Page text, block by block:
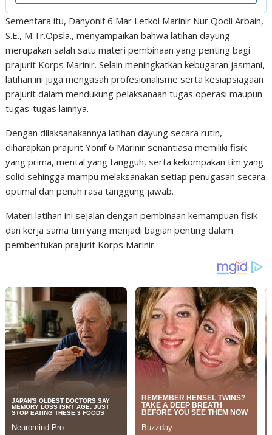
Sementara itu, Danyonif 6 Mar Letkol Marinir Nur Qodli Arbain,
S.E., M.Tr.Opsla., menyampaikan bahwa latihan dayung
merupakan salah satu materi pembinaan yang penting bagi
prajurit Korps Marinir. Selain meningkatkan kebugaran jasmani,
latihan ini juga mengasah profesionalisme serta kesiapsiagaan
prajurit dalam mendukung pelaksanaan tugas operasi maupun
tugas-tugas lainnya.
Dengan dilaksanakannya latihan dayung secara rutin,
diharapkan prajurit Yonif 6 Marinir senantiasa memiliki fisik
yang prima, mental yang tangguh, serta kekompakan tim yang
solid sehingga mampu melaksanakan setiap penugasan secara
optimal dan penuh rasa tanggung jawab.
Materi latihan ini sejalan dengan pembinaan kemampuan fisik
dan kerja sama tim yang menjadi bagian penting dalam
pembentukan prajurit Korps Marinir.